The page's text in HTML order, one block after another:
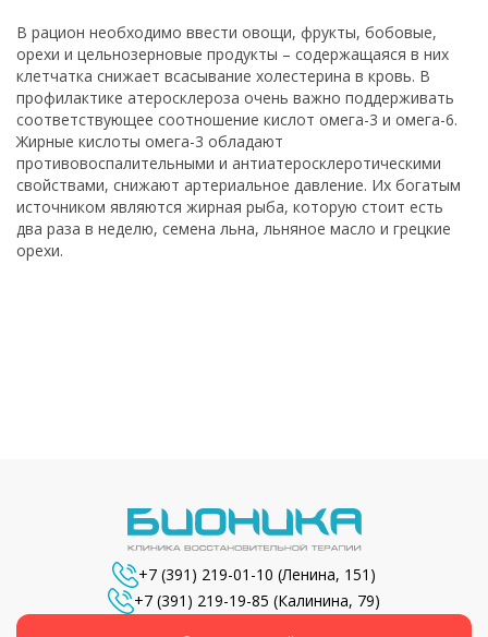
В рацион необходимо ввести овощи, фрукты, бобовые,
орехи и цельнозерновые продукты – содержащаяся в них
клетчатка снижает всасывание холестерина в кровь. В
профилактике атеросклероза очень важно поддерживать
соответствующее соотношение кислот омега-3 и омега-6.
Жирные кислоты омега-3 обладают
противовоспалительными и антиатеросклеротическими
свойствами, снижают артериальное давление. Их богатым
источником являются жирная рыба, которую стоит есть
два раза в неделю, семена льна, льняное масло и грецкие
орехи.
+7 (391) 219-01-10 (Ленина, 151)
+7 (391) 219-19-85 (Калинина, 79)